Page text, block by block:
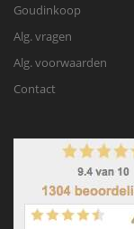
Goudinkoop
Alg. vragen
Alg. voorwaarden
Contact